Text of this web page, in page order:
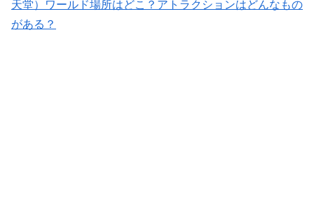
天堂）ワールド場所はどこ？アトラクションはどんなもの
がある？